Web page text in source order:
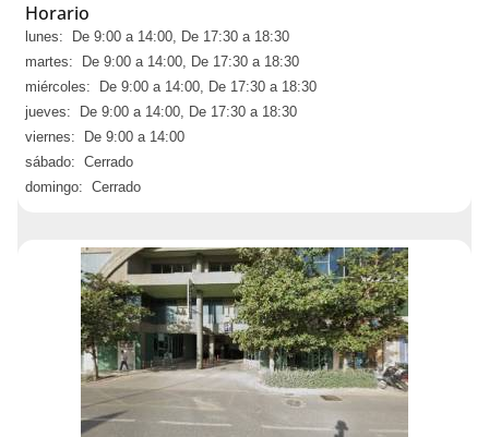
Horario
lunes: De 9:00 a 14:00, De 17:30 a 18:30
martes: De 9:00 a 14:00, De 17:30 a 18:30
miércoles: De 9:00 a 14:00, De 17:30 a 18:30
jueves: De 9:00 a 14:00, De 17:30 a 18:30
viernes: De 9:00 a 14:00
sábado: Cerrado
domingo: Cerrado